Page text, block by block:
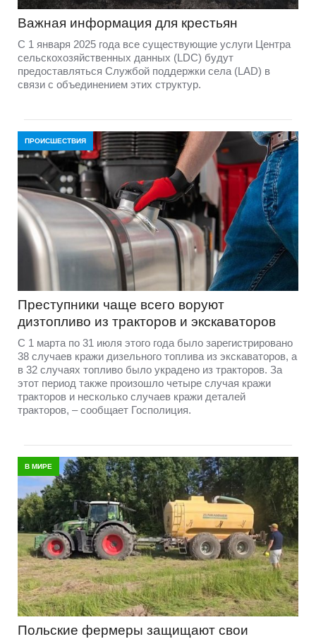
Важная информация для крестьян
С 1 января 2025 года все существующие услуги Центра
сельскохозяйственных данных (LDC) будут
предоставляться Службой поддержки села (LAD) в
связи с объединением этих структур.
ПРОИСШЕСТВИЯ
Преступники чаще всего воруют
дизтопливо из тракторов и экскаваторов
С 1 марта по 31 июля этого года было зарегистрировано
38 случаев кражи дизельного топлива из экскаваторов, а
в 32 случаях топливо было украдено из тракторов. За
этот период также произошло четыре случая кражи
тракторов и несколько случаев кражи деталей
тракторов, – сообщает Госполиция.
В МИРЕ
Польские фермеры защищают свои